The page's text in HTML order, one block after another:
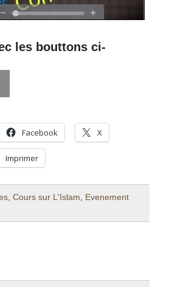
les bouttons ci-
Facebook X
Imprimer
,Cours sur L'Islam
Evenement